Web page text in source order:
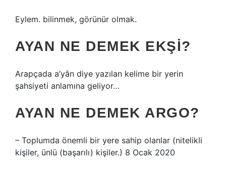
Eylem. bilinmek, görünür olmak.
AYAN NE DEMEK EKŞI?
Arapçada a’yân diye yazılan kelime bir yerin
şahsiyeti anlamına geliyor…
AYAN NE DEMEK ARGO?
– Toplumda önemli bir yere sahip olanlar (nitelikli
kişiler, ünlü (başarılı) kişiler.) 8 Ocak 2020